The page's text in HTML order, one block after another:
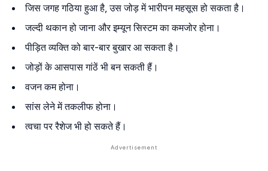
जिस जगह गठिया हुआ है, उस जोड़ में भारीपन महसूस हो सकता है।
जल्दी थकान हो जाना और इम्यून सिस्टम का कमजोर होना।
पीड़ित व्यक्ति को बार-बार बुखार आ सकता है।
जोड़ों के आसपास गांठें भी बन सकती हैं।
वजन कम होना।
सांस लेने में तकलीफ होना।
त्वचा पर रैशेज भी हो सकते हैं।